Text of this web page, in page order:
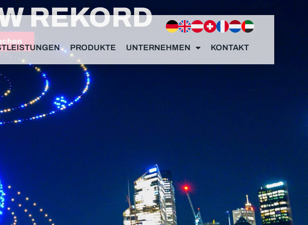
PRODUKTE UNTERNEHMEN KONTAKT
REKORD